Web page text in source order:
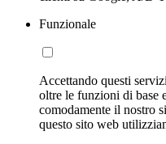
Funzionale
Accettando questi
oltre le funzioni di base
comodamente il nostro
questo sito web